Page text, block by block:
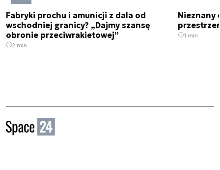
Fabryki prochu i amunicji z dala od
wschodniej granicy? „Dajmy szansę
obronie przeciwrakietowej”
2 min.
Nieznany
1 min.